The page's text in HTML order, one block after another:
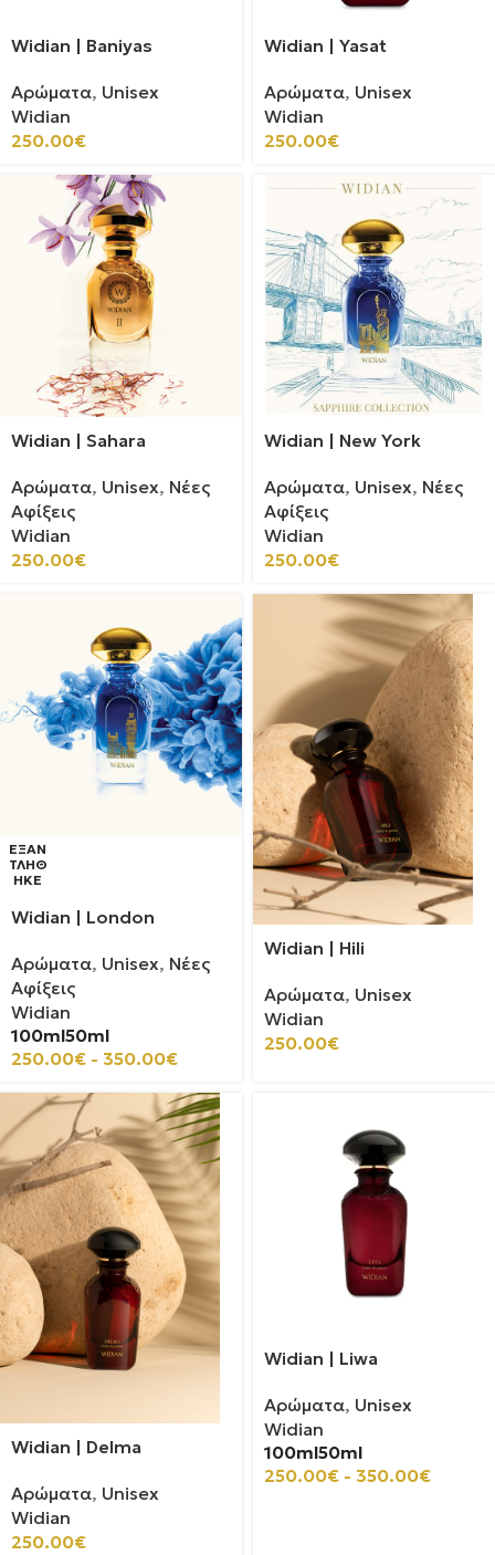
Widian | Baniyas
Αρώματα, Unisex
Widian
250.00€
Widian | Yasat
Αρώματα, Unisex
Widian
250.00€
Widian | Sahara
Αρώματα, Unisex, Νέες
Αφίξεις
Widian
250.00€
Widian | New York
Αρώματα, Unisex, Νέες
Αφίξεις
Widian
250.00€
ΕΞΑΝ
ΤΛΉΘ
ΗΚΕ
Widian | London
Αρώματα, Unisex, Νέες
Αφίξεις
Widian
100ml50ml
250.00€ - 350.00€
Widian | Hili
Αρώματα, Unisex
Widian
250.00€
Widian | Delma
Αρώματα, Unisex
Widian
250.00€
Widian | Liwa
Αρώματα, Unisex
Widian
100ml50ml
250.00€ - 350.00€